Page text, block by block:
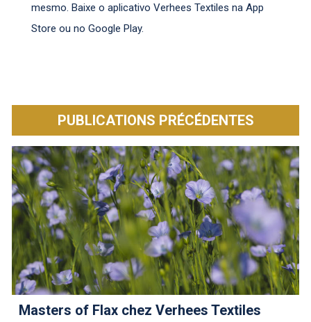
mesmo. Baixe o aplicativo Verhees Textiles na App
Store ou no Google Play.
PUBLICATIONS PRÉCÉDENTES
Masters of Flax chez Verhees Textiles